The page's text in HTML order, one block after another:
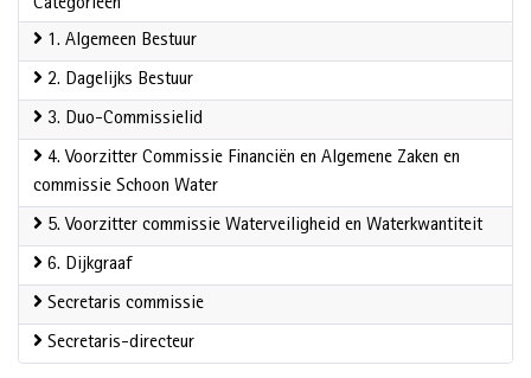
Categorieën
1. Algemeen Bestuur
2. Dagelijks Bestuur
3. Duo-Commissielid
4. Voorzitter Commissie Financiën en Algemene Zaken en
commissie Schoon Water
5. Voorzitter commissie Waterveiligheid en Waterkwantiteit
6. Dijkgraaf
Secretaris commissie
Secretaris-directeur